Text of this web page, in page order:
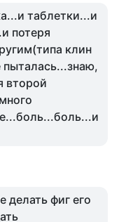
таблетки...и
потеря
клин
второй
делать фиг его